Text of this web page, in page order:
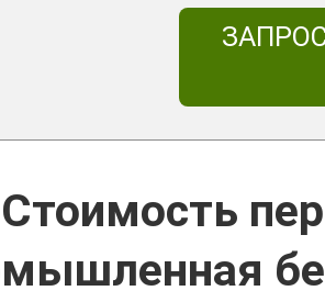
Стоимость